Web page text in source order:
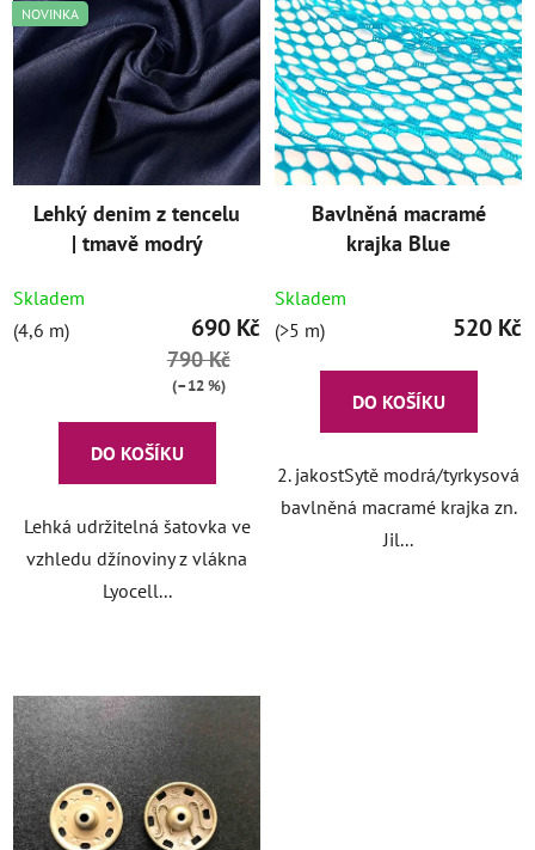
NOVINKA
Lehký denim z tencelu
| tmavě modrý
Skladem
(4,6 m)
690 Kč
790 Kč
(–12 %)
DO KOŠÍKU
Lehká udržitelná šatovka ve
vzhledu džínoviny z vlákna
Lyocell...
Bavlněná macramé
krajka Blue
Skladem
(>5 m)
520 Kč
DO KOŠÍKU
2. jakostSytě modrá/tyrkysová
bavlněná macramé krajka zn.
Jil...